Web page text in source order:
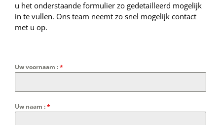
u het onderstaande formulier zo gedetailleerd mogelijk
in te vullen. Ons team neemt zo snel mogelijk contact
met u op.
Uw voornaam :*
Uw naam :*